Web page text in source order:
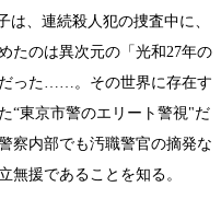
、連続殺人犯の捜査中に、
たのは異次元の「光和27年の
った……。その世界に存在す
“東京市警のエリート警視"だ
察内部でも汚職警官の摘発な
無援であることを知る。